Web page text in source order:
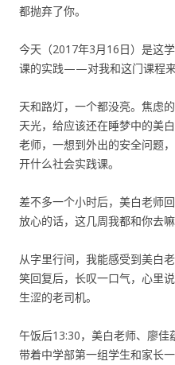
都抛弃了你。
今天（2017年3月16日）是这
课的实践——对我和这门课程来
天和路灯，一个都没亮。焦虑
天光，给应该还在睡梦中的美
老师，一想到外出的安全问题
开什么社会实践课。
差不多一个小时后，美白老师
放心的话，这几周我都和你去嘛
从字里行间，我能感受到美白
笑回复后，长叹一口气，心里
生涩的老司机。
午饭后13:30，美白老师、廖佳
带着中学部第一组学生和家长